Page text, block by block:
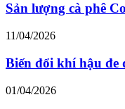
Sản lượng cà phê
11/04/2026
Biến đổi khí hậu đe
01/04/2026